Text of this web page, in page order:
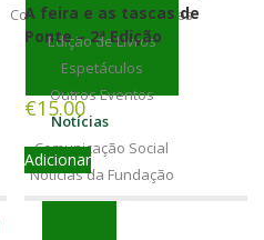
Colóquios / Apresentações
Edição de Livros
Espetáculos
Outros Eventos
Notícias
Comunicação Social
Notícias da Fundação
A feira e as tascas de
Ponte – 2ª Edição
€15.00
Adicionar